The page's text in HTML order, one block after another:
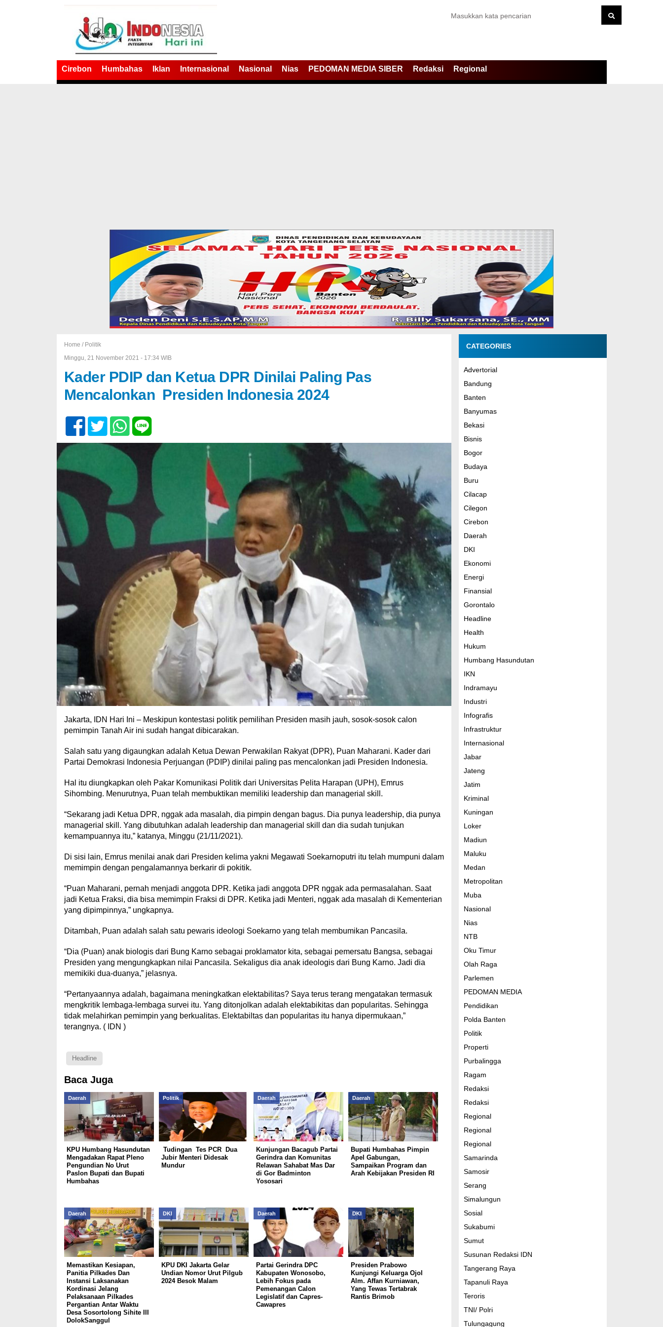
Cirebon Humbahas Iklan Internasional Nasional Nias PEDOMAN MEDIA SIBER Redaksi Regional
Home / Politik
Minggu, 21 November 2021 - 17:34 WIB
Kader PDIP dan Ketua DPR Dinilai Paling Pas
Mencalonkan Presiden Indonesia 2024
Jakarta, IDN Hari Ini – Meskipun kontestasi politik pemilihan Presiden masih jauh, sosok-sosok calon
pemimpin Tanah Air ini sudah hangat dibicarakan.
Salah satu yang digaungkan adalah Ketua Dewan Perwakilan Rakyat (DPR), Puan Maharani. Kader dari
Partai Demokrasi Indonesia Perjuangan (PDIP) dinilai paling pas mencalonkan jadi Presiden Indonesia.
Hal itu diungkapkan oleh Pakar Komunikasi Politik dari Universitas Pelita Harapan (UPH), Emrus
Sihombing. Menurutnya, Puan telah membuktikan memiliki leadership dan managerial skill.
“Sekarang jadi Ketua DPR, nggak ada masalah, dia pimpin dengan bagus. Dia punya leadership, dia punya
managerial skill. Yang dibutuhkan adalah leadership dan managerial skill dan dia sudah tunjukan
kemampuannya itu,” katanya, Minggu (21/11/2021).
Di sisi lain, Emrus menilai anak dari Presiden kelima yakni Megawati Soekarnoputri itu telah mumpuni dalam
memimpin dengan pengalamannya berkarir di pokitik.
“Puan Maharani, pernah menjadi anggota DPR. Ketika jadi anggota DPR nggak ada permasalahan. Saat
jadi Ketua Fraksi, dia bisa memimpin Fraksi di DPR. Ketika jadi Menteri, nggak ada masalah di Kementerian
yang dipimpinnya,” ungkapnya.
Ditambah, Puan adalah salah satu pewaris ideologi Soekarno yang telah membumikan Pancasila.
“Dia (Puan) anak biologis dari Bung Karno sebagai proklamator kita, sebagai pemersatu Bangsa, sebagai
Presiden yang mengungkapkan nilai Pancasila. Sekaligus dia anak ideologis dari Bung Karno. Jadi dia
memikiki dua-duanya,” jelasnya.
“Pertanyaannya adalah, bagaimana meningkatkan elektabilitas? Saya terus terang mengatakan termasuk
mengkritik lembaga-lembaga survei itu. Yang ditonjolkan adalah elektabikitas dan popularitas. Sehingga
tidak melahirkan pemimpin yang berkualitas. Elektabiltas dan popularitas itu hanya dipermukaan,”
terangnya. ( IDN )
Headline
Baca Juga
Daerah
KPU Humbang Hasundutan
Mengadakan Rapat Pleno
Pengundian No Urut
Paslon Bupati dan Bupati
Humbahas
Politik
Tudingan Tes PCR Dua
Jubir Menteri Didesak
Mundur
Daerah
Kunjungan Bacagub Partai
Gerindra dan Komunitas
Relawan Sahabat Mas Dar
di Gor Badminton
Yososari
Daerah
Bupati Humbahas Pimpin
Apel Gabungan,
Sampaikan Program dan
Arah Kebijakan Presiden RI
Daerah
Memastikan Kesiapan,
Panitia Pilkades Dan
Instansi Laksanakan
Kordinasi Jelang
Pelaksanaan Pilkades
Pergantian Antar Waktu
Desa Sosortolong Sihite III
DolokSanggul
DKI
KPU DKI Jakarta Gelar
Undian Nomor Urut Pilgub
2024 Besok Malam
Daerah
Partai Gerindra DPC
Kabupaten Wonosobo,
Lebih Fokus pada
Pemenangan Calon
Legislatif dan Capres-
Cawapres
DKI
Presiden Prabowo
Kunjungi Keluarga Ojol
Alm. Affan Kurniawan,
Yang Tewas Tertabrak
Rantis Brimob
CATEGORIES
Advertorial
Bandung
Banten
Banyumas
Bekasi
Bisnis
Bogor
Budaya
Buru
Cilacap
Cilegon
Cirebon
Daerah
DKI
Ekonomi
Energi
Finansial
Gorontalo
Headline
Health
Hukum
Humbang Hasundutan
IKN
Indramayu
Industri
Infografis
Infrastruktur
Internasional
Jabar
Jateng
Jatim
Kriminal
Kuningan
Loker
Madiun
Maluku
Medan
Metropolitan
Muba
Nasional
Nias
NTB
Oku Timur
Olah Raga
Parlemen
PEDOMAN MEDIA
Pendidikan
Polda Banten
Politik
Properti
Purbalingga
Ragam
Redaksi
Redaksi
Regional
Regional
Regional
Samarinda
Samosir
Serang
Simalungun
Sosial
Sukabumi
Sumut
Susunan Redaksi IDN
Tangerang Raya
Tapanuli Raya
Teroris
TNI/ Polri
Tulungagung